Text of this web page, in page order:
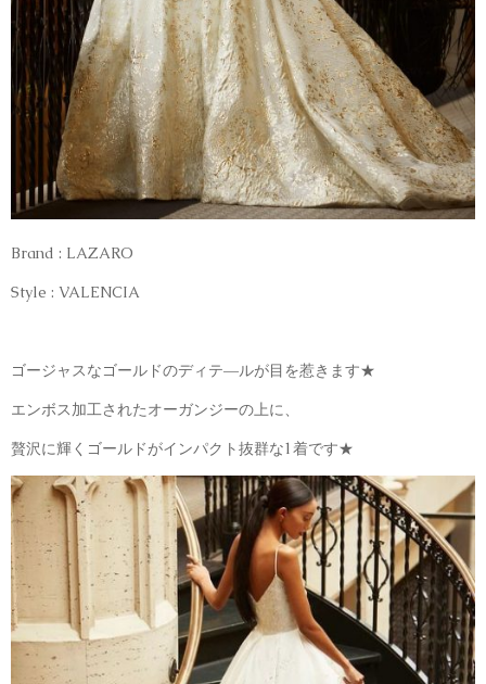
Brand : LAZARO
Style : VALENCIA
ゴージャスなゴールドのディテ―ルが目を惹きます★
エンボス加工されたオーガンジーの上に、
贅沢に輝くゴールドがインパクト抜群な1着です★